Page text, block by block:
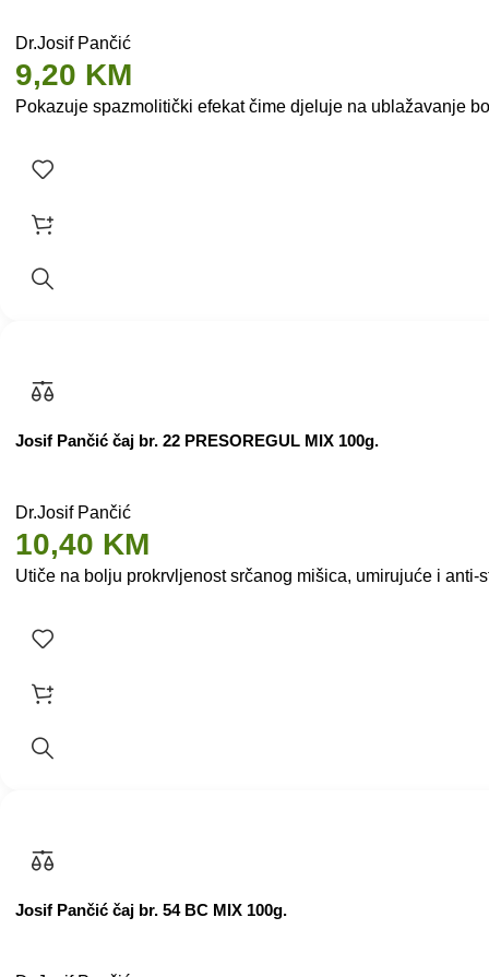
Dr.Josif Pančić
9,20 KM
Pokazuje spazmolitički efekat čime djeluje na ublažavanje
Josif Pančić čaj br. 22 PRESOREGUL MIX 100g.
Dr.Josif Pančić
10,40 KM
Utiče na bolju prokrvljenost srčanog mišica, umirujuće i
Josif Pančić čaj br. 54 BC MIX 100g.